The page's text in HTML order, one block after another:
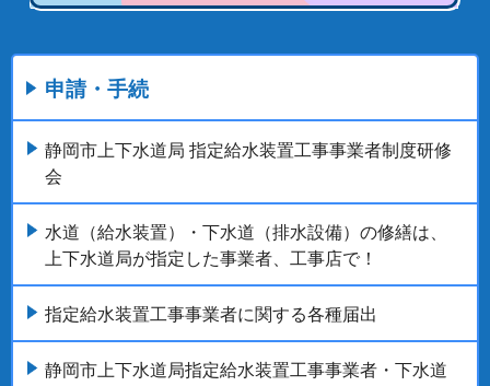
申請・手続
静岡市上下水道局 指定給水装置工事事業者制度研修
会
水道（給水装置）・下水道（排水設備）の修繕は、
上下水道局が指定した事業者、工事店で！
指定給水装置工事事業者に関する各種届出
静岡市上下水道局指定給水装置工事事業者・下水道